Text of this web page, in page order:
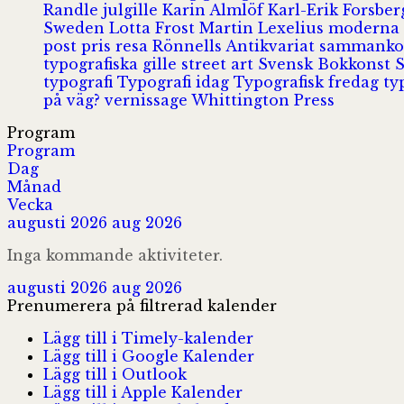
Randle julgille Karin Almlöf Karl-Erik
Sweden Lotta Frost Martin Lexelius moderna
post pris resa Rönnells Antikvariat
typografiska gille street art Svensk Bokkonst
typografi Typografi idag Typografisk fredag
på väg?vernissage Whittington Press
Program
Program
Dag
Månad
Vecka
augusti 2026 aug 2026
Inga kommande aktiviteter.
augusti 2026 aug 2026
Prenumerera på filtrerad kalender
Lägg till i Timely-kalender
Lägg till i Google Kalender
Lägg till i Outlook
Lägg till i Apple Kalender